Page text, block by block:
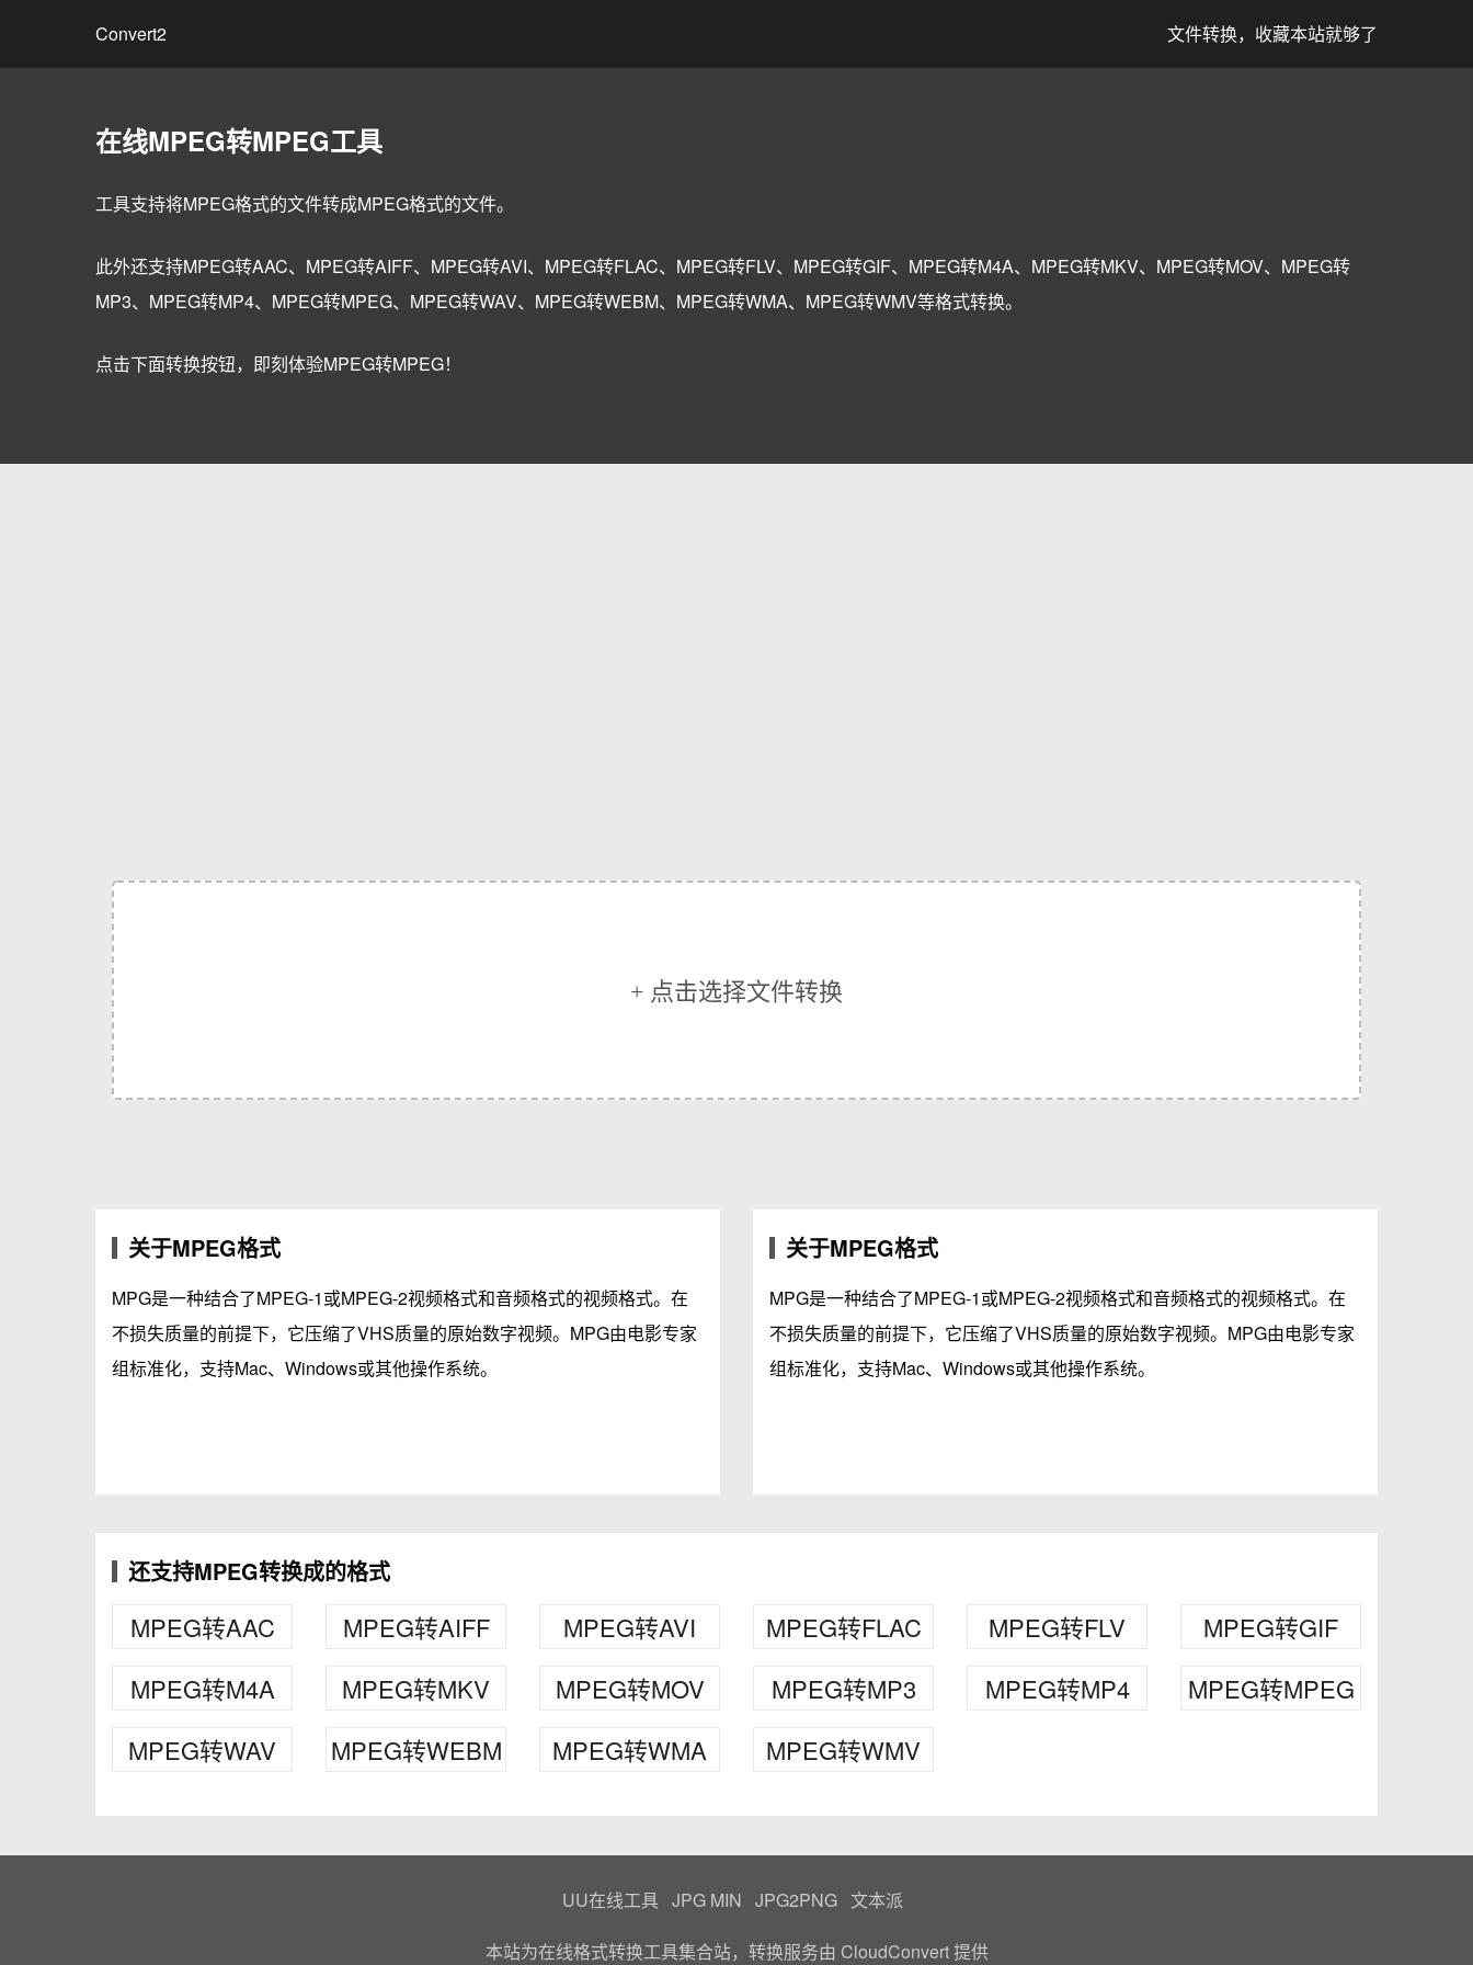
Convert2 文件转换，收藏本站就够了
在线MPEG转MPEG工具
工具支持将MPEG格式的文件转成MPEG格式的文件。
此外还支持MPEG转AAC、MPEG转AIFF、MPEG转AVI、MPEG转FLAC、MPEG转FLV、MPEG转GIF、MPEG转M4A、MPEG转MKV、MPEG转MOV、MPEG转
MP3、MPEG转MP4、MPEG转MPEG、MPEG转WAV、MPEG转WEBM、MPEG转WMA、MPEG转WMV等格式转换。
点击下面转换按钮，即刻体验MPEG转MPEG！
+ 点击选择文件转换
关于MPEG格式
MPG是一种结合了MPEG-1或MPEG-2视频格式和音频格式的视频格式。在
不损失质量的前提下，它压缩了VHS质量的原始数字视频。MPG由电影专家
组标准化，支持Mac、Windows或其他操作系统。
关于MPEG格式
MPG是一种结合了MPEG-1或MPEG-2视频格式和音频格式的视频格式。在
不损失质量的前提下，它压缩了VHS质量的原始数字视频。MPG由电影专家
组标准化，支持Mac、Windows或其他操作系统。
还支持MPEG转换成的格式
MPEG转AAC MPEG转AIFF MPEG转AVI MPEG转FLAC MPEG转FLV
MPEG转GIF
MPEG转M4A
MPEG转MKV MPEG转MOV MPEG转MP3 MPEG转MP4
MPEG转MPEG
MPEG转WAV
MPEG转WEBM MPEG转WMA MPEG转WMV
UU在线工具 JPG MIN JPG2PNG 文本派
本站为在线格式转换工具集合站，转换服务由 CloudConvert提供